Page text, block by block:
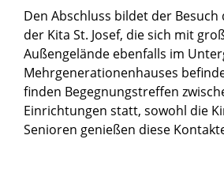
Den Abschluss bildet der
der Kita St. Josef, die sich mit
Außengelände ebenfalls im
Mehrgenerationenhauses
finden Begegnungstreffen
Einrichtungen statt, sowohl die
Senioren genießen diese